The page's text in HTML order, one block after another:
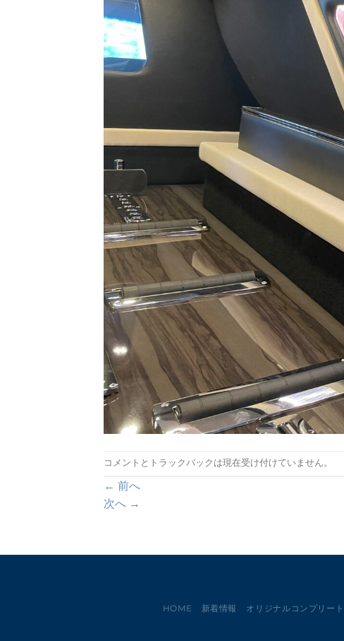
コメントとトラックバックは現在受け付けていません。
← 前へ
次へ →
HOME 新着情報 オリジナルコンプリー